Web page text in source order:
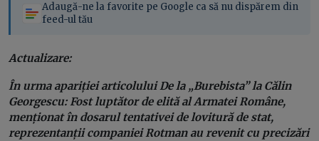
Adaugă-ne la favorite pe Google ca să nu dispărem din
feed-ul tău
Actualizare:
În urma apariției articolului De la „Burebista” la Călin
Georgescu: Fost luptător de elită al Armatei Române,
menționat în dosarul tentativei de lovitură de stat,
reprezentanții companiei Rotman au revenit cu precizări